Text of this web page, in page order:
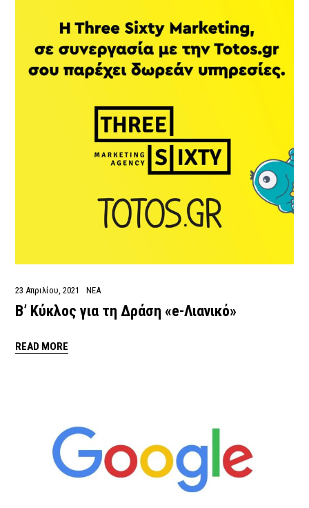
23 Απριλίου, 2021 ΝΕΑ
Β’ Κύκλος για τη Δράση «e-Λιανικό»
READ MORE